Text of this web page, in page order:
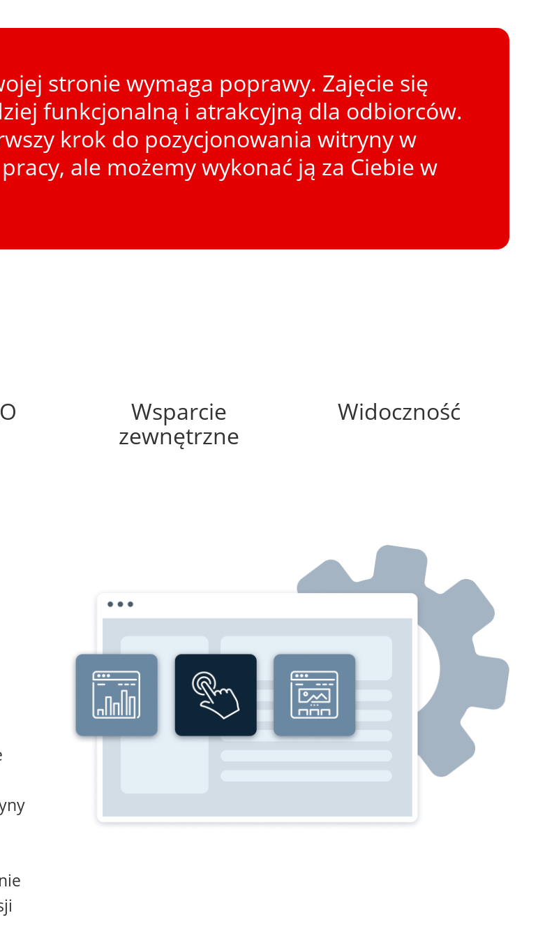
stronie wymaga poprawy. Zajęcie się
funkcjonalną i atrakcyjną dla odbiorców.
krok do pozycjonowania witryny w
ale możemy wykonać ją za Ciebie w
Wsparcie
zewnętrzne
Widoczność